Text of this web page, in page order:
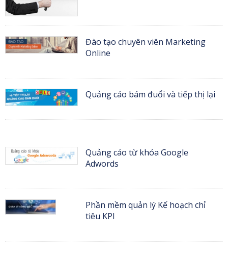
Đào tạo chuyên viên Marketing
Online
Quảng cáo bám đuổi và tiếp thị lại
Quảng cáo từ khóa Google
Adwords
Phần mềm quản lý Kế hoạch chỉ
tiêu KPI